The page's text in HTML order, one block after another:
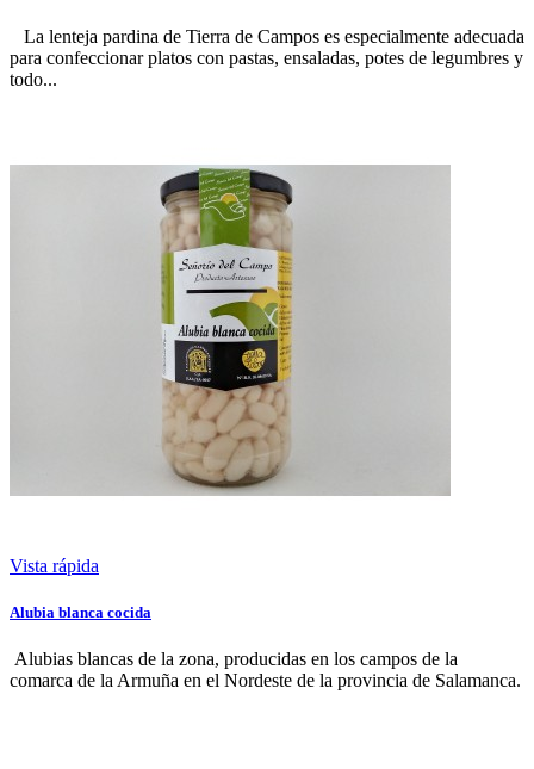
La lenteja pardina de Tierra de Campos es especialmente adecuada
para confeccionar platos con pastas, ensaladas, potes de legumbres y
todo...
Vista rápida
Alubia blanca cocida
Alubias blancas de la zona, producidas en los campos de la
comarca de la Armuña en el Nordeste de la provincia de Salamanca.